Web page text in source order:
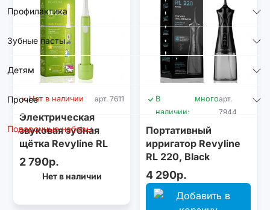
Профилактика
Зубные пасты
Детям
Прочее
Подарочные наборы
Нет в наличии арт. 7611
Электрическая
звуковая зубная
щётка Revyline RL
050 Kids, Green
2 790р.
Нет в наличии
В
наличии:
многоарт.
7944
Портативный
ирригатор Revyline
RL 220, Black
4 290р.